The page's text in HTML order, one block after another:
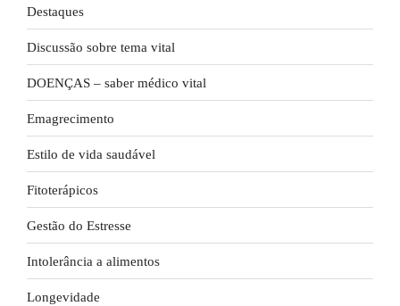
Destaques
Discussão sobre tema vital
DOENÇAS – saber médico vital
Emagrecimento
Estilo de vida saudável
Fitoterápicos
Gestão do Estresse
Intolerância a alimentos
Longevidade